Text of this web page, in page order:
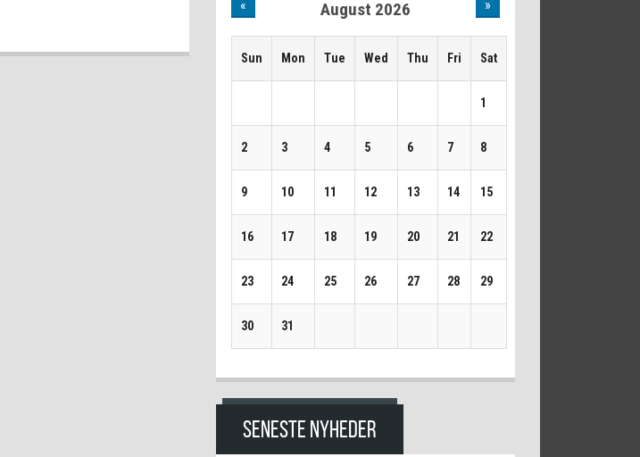
« August 2026 »
Sun Mon Tue Wed Thu Fri Sat
1
2 3 4 5 6 7 8
9 10 11 12 13 14 15
16 17 18 19 20 21 22
23 24 25 26 27 28 29
30 31
SENESTE NYHEDER